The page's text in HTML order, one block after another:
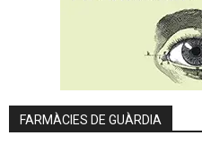
FARMÀCIES DE GUÀRDIA